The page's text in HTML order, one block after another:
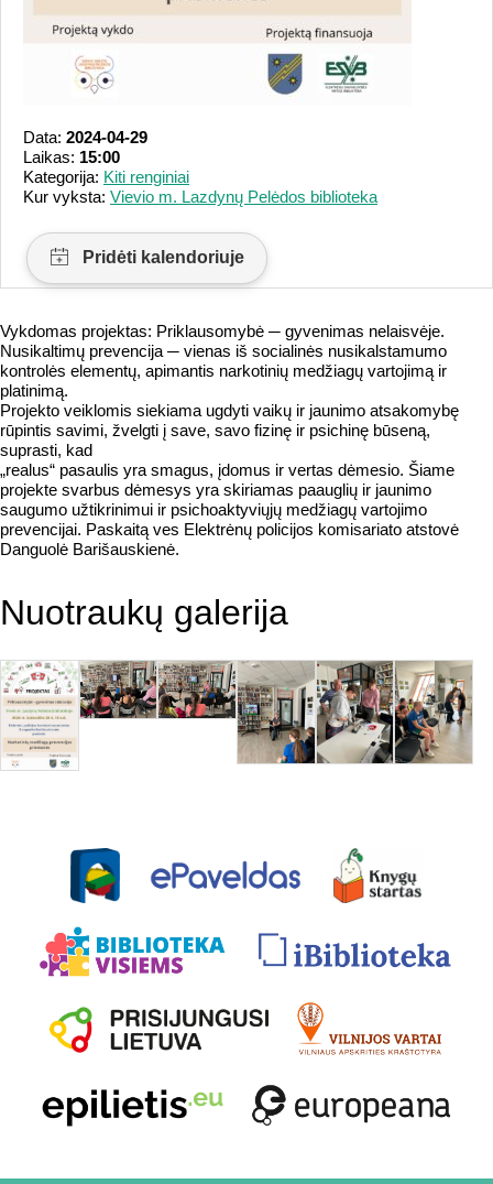
Data: 2024-04-29
Laikas: 15:00
Kategorija: Kiti renginiai
Kur vyksta: Vievio m. Lazdynų Pelėdos biblioteka
Vykdomas projektas: Priklausomybė ─ gyvenimas nelaisvėje.
Nusikaltimų prevencija ─ vienas iš socialinės nusikalstamumo
kontrolės elementų, apimantis narkotinių medžiagų vartojimą ir
platinimą.
Projekto veiklomis siekiama ugdyti vaikų ir jaunimo atsakomybę
rūpintis savimi, žvelgti į save, savo fizinę ir psichinę būseną,
suprasti, kad
„realus“ pasaulis yra smagus, įdomus ir vertas dėmesio. Šiame
projekte svarbus dėmesys yra skiriamas paauglių ir jaunimo
saugumo užtikrinimui ir psichoaktyviųjų medžiagų vartojimo
prevencijai. Paskaitą ves Elektrėnų policijos komisariato atstovė
Danguolė Barišauskienė.
Nuotraukų galerija